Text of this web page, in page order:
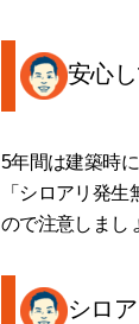
安心
5年間は建築時
「シロアリ発
ので注意しまし
シロ